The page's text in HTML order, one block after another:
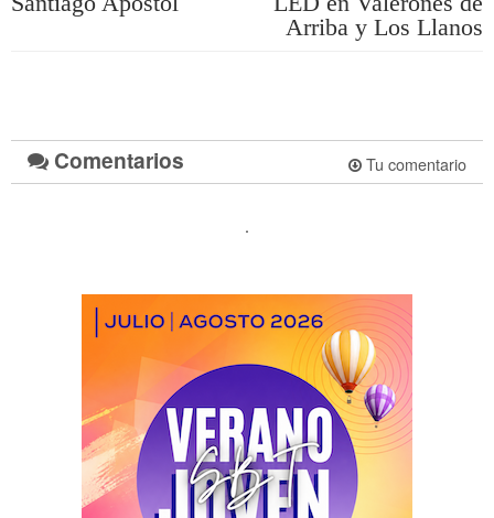
Arriba y Los Llanos
Comentarios Tu comentario
.